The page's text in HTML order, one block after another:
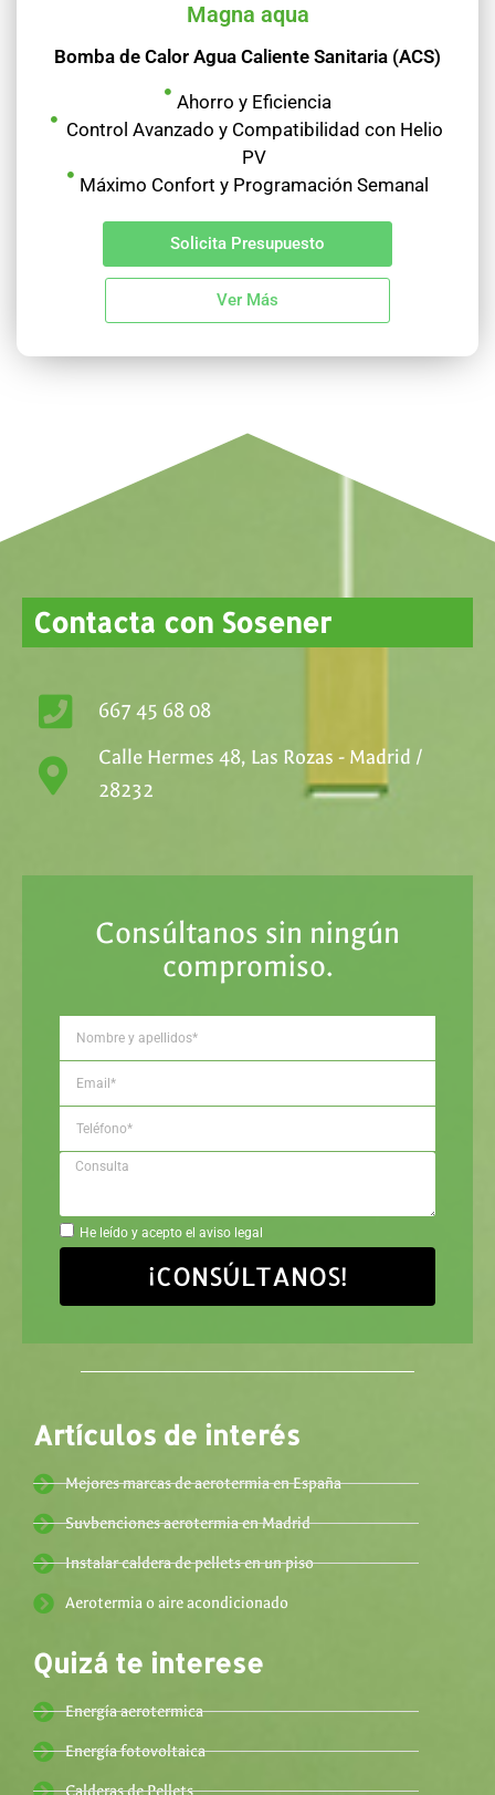
Magna aqua
Bomba de Calor Agua Caliente Sanitaria (ACS)
Ahorro y Eficiencia
Control Avanzado y Compatibilidad con Helio
PV
Máximo Confort y Programación Semanal
Solicita Presupuesto
Ver Más
Contacta con Sosener
667 45 68 08
Calle Hermes 48, Las Rozas - Madrid /
28232
Consúltanos sin ningún
compromiso.
He leído y acepto el aviso legal
¡CONSÚLTANOS!
Artículos de interés
Mejores marcas de aerotermia en España
Suvbenciones aerotermia en Madrid
Instalar caldera de pellets en un piso
Aerotermia o aire acondicionado
Quizá te interese
Energía aerotermica
Energía fotovoltaica
Calderas de Pellets